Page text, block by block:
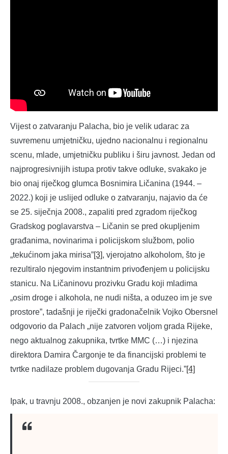
Vijest o zatvaranju Palacha, bio je velik udarac za
suvremenu umjetničku, ujedno nacionalnu i regionalnu
scenu, mlade, umjetničku publiku i širu javnost. Jedan od
najprogresivnijih istupa protiv takve odluke, svakako je
bio onaj riječkog glumca Bosnimira Ličanina (1944. –
2022.) koji je uslijed odluke o zatvaranju, najavio da će
se 25. siječnja 2008., zapaliti pred zgradom riječkog
Gradskog poglavarstva – Ličanin se pred okupljenim
građanima, novinarima i policijskom službom, polio
„tekućinom jaka mirisa”[3], vjerojatno alkoholom, što je
rezultiralo njegovim instantnim privođenjem u policijsku
stanicu. Na Ličaninovu prozivku Gradu koji mladima
„osim droge i alkohola, ne nudi ništa, a oduzeo im je sve
prostore”, tadašnji je riječki gradonačelnik Vojko Obersnel
odgovorio da Palach „nije zatvoren voljom grada Rijeke,
nego aktualnog zakupnika, tvrtke MMC (…) i njezina
direktora Damira Čargonje te da financijski problemi te
tvrtke nadilaze problem dugovanja Gradu Rijeci.”[4]
Ipak, u travnju 2008., obzanjen je novi zakupnik Palacha: